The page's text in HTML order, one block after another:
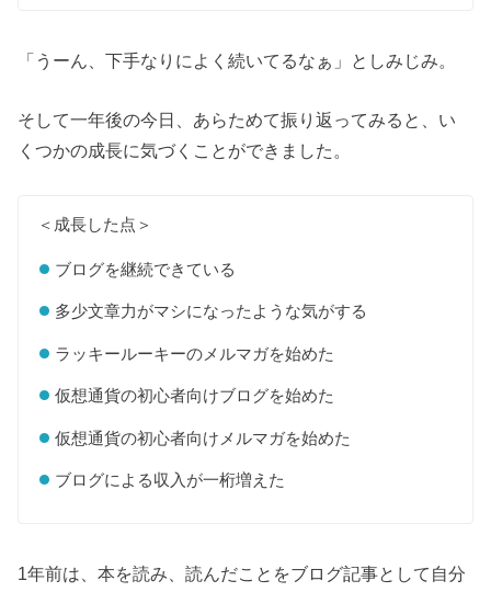
「うーん、下手なりによく続いてるなぁ」としみじみ。
そして一年後の今日、あらためて振り返ってみると、い
くつかの成長に気づくことができました。
＜成長した点＞
ブログを継続できている
多少文章力がマシになったような気がする
ラッキールーキーのメルマガを始めた
仮想通貨の初心者向けブログを始めた
仮想通貨の初心者向けメルマガを始めた
ブログによる収入が一桁増えた
1年前は、本を読み、読んだことをブログ記事として自分